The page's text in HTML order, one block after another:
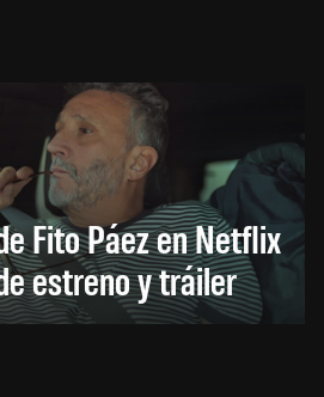
Fito Páez en Netflix
estreno y tráiler